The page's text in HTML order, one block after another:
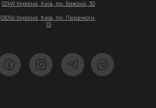
02149 Україна, Київ, пр. Бажана, 30
03056 Україна, Київ, пр. Перемоги,
15